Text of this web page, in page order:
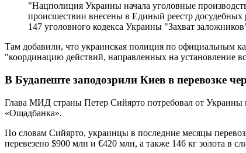
"Нацполиция Украины начала уголовные
происшествии внесены в Единый реестр досудебных
147 уголовного кодекса Украины "Захват
Там добавили, что украинская полиция по официальным
"координацию действий, направленных на установление
В Будапеште заподозрили Киев в перевозке
Глава МИД страны Петер Сийярто потребовал от Украины
«Ощадбанка».
По словам Сийярто, украинцы в последние месяцы
перевезено $900 млн и €420 млн, а также 146 кг золота в